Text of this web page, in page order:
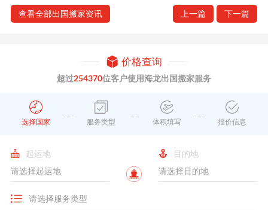
查看全部出国搬家资讯 上一篇 下一篇
价格查询
超过254370位客户使用海龙出国搬家服务
选择国家 服务类型 体积填写 报价信息
起运地 目的地